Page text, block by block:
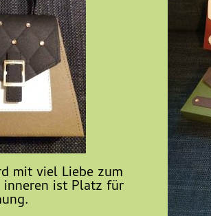
mit viel Liebe zum
ist Platz für